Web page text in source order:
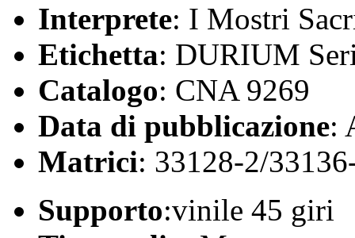
Interprete: I Mostri
Etichetta: DURIUM
Catalogo: CNA 9269
Data di pubblicazione:
Matrici: 33128-2/
Supporto:vinile 45 giri